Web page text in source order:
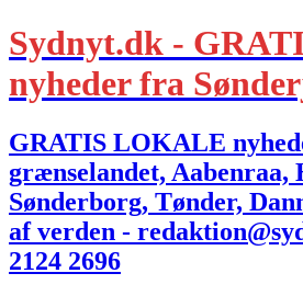
Sydnyt.dk -
nyheder fra
GRATIS LOKALE
grænselandet, Aabenraa,
Sønderborg, Tønder,
af verden -
2124 2696